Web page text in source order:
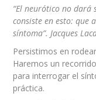
“El neurótico no dará
consiste en esto: que
síntoma”. Jacques
Persistimos en
Haremos un
para interrogar el
práctica.